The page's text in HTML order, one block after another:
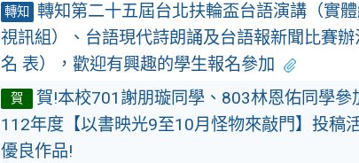
轉知
轉知第二十五屆台北扶輪盃台語演講（實
視訊組）、台語現代詩朗誦及台語報新聞比賽辦
名 表），歡迎有興趣的學生報名參加
賀
賀!本校701謝朋璇同學、803林恩佑同學參
112年度【以書映光9至10月怪物來敲門】投稿
優良作品!